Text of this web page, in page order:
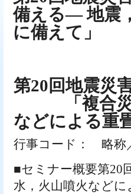
備える― 地震
に備えて」
第20回地震災
「複合災害
などによる重
行事コード： 略称
■セミナー概要第20
水，火山噴火など